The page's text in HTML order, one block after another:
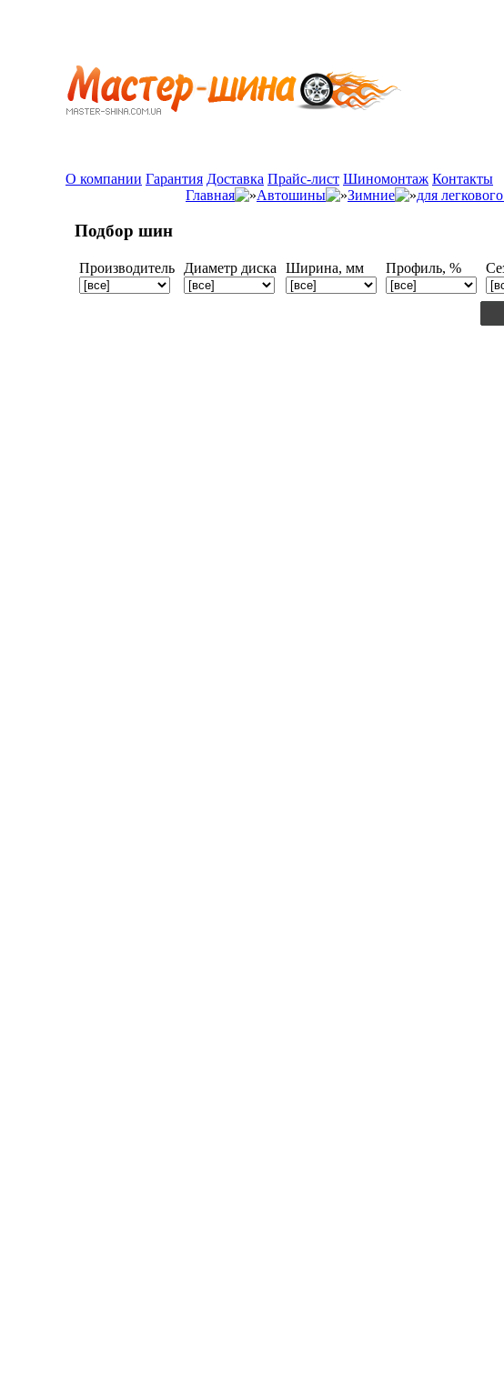
О компании Гарантия Доставка Прайс-лист Шиномонтаж Контакты
Главная
Автошины Зимние для
Подбор шин
Производитель Диаметр диска Ширина, мм Профиль, %